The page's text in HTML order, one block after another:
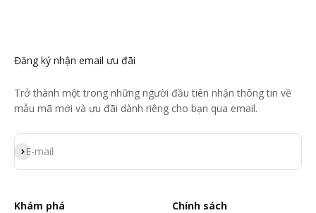
Đăng ký nhận email ưu đãi
Trở thành một trong những người đầu tiên nhận thông tin về
mẫu mã mới và ưu đãi dành riêng cho bạn qua email.
E-mail
Đăng ký
Khám phá
Chính sách